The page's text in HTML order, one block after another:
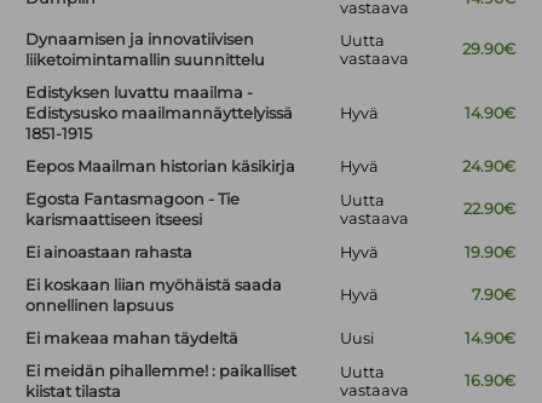
vastaava
Dynaamisen ja innovatiivisen
liiketoimintamallin suunnittelu
Uutta
vastaava
29.90€
Edistyksen luvattu maailma -
Edistysusko maailmannäyttelyissä
1851-1915
Hyvä 14.90€
Eepos Maailman historian käsikirja Hyvä
24.90€
Egosta Fantasmagoon - Tie
karismaattiseen itseesi
Uutta
vastaava
22.90€
Ei ainoastaan rahasta Hyvä
19.90€
Ei koskaan liian myöhäistä saada
onnellinen lapsuus
Hyvä 7.90€
Ei makeaa mahan täydeltä Uusi
14.90€
Ei meidän pihallemme! : paikalliset
kiistat tilasta
Uutta
vastaava
16.90€